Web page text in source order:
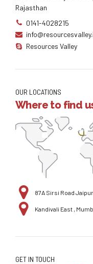
Rajasthan
0141-4028215
Resources Valley
OUR LOCATIONS
Where to find
87A Sirsi Road Jaipur
Kandivali East ,
GET IN TOUCH